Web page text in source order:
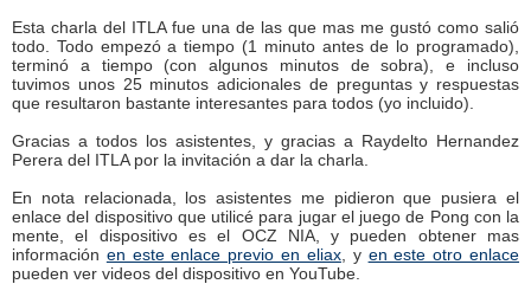
Esta charla del ITLA fue una de las que mas me gustó como salió
todo. Todo empezó a tiempo (1 minuto antes de lo programado),
terminó a tiempo (con algunos minutos de sobra), e incluso
tuvimos unos 25 minutos adicionales de preguntas y respuestas
que resultaron bastante interesantes para todos (yo incluido).
Gracias a todos los asistentes, y gracias a Raydelto Hernandez
Perera del ITLA por la invitación a dar la charla.
En nota relacionada, los asistentes me pidieron que pusiera el
enlace del dispositivo que utilicé para jugar el juego de Pong con la
mente, el dispositivo es el OCZ NIA, y pueden obtener mas
información en este enlace previo en eliax, y en este otro enlace
pueden ver videos del dispositivo en YouTube.